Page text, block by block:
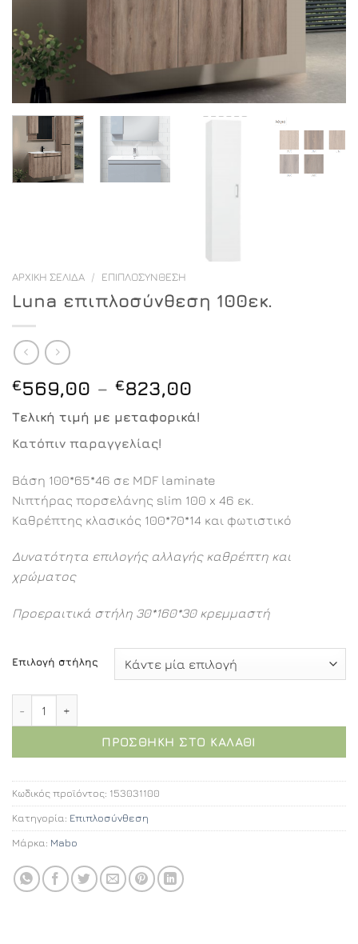
ΑΡΧΙΚΉ ΣΕΛΊΔΑ / ΕΠΙΠΛΟΣΎΝΘΕΣΗ
Luna επιπλοσύνθεση 100εκ.
€569,00 – €823,00
range:
€569,00
Τελική τιμή με μεταφορικά!
Κατόπιν παραγγελίας!
Βάση 100*65*46 σε MDF laminate
Νιπτήρας πορσελάνης slim 100 x 46 εκ.
Καθρέπτης κλασικός 100*70*14 και φωτιστικό
Δυνατότητα επιλογής αλλαγής καθρέπτη και
χρώματος
Προεραιτικά στήλη 30*160*30 κρεμμαστή
Επιλογή στήλης
ΠΡΟΣΘΉΚΗ ΣΤΟ ΚΑΛΆΘΙ
Κωδικός προϊόντος: 153031100
Κατηγορία: Επιπλοσύνθεση
Μάρκα: Mabo